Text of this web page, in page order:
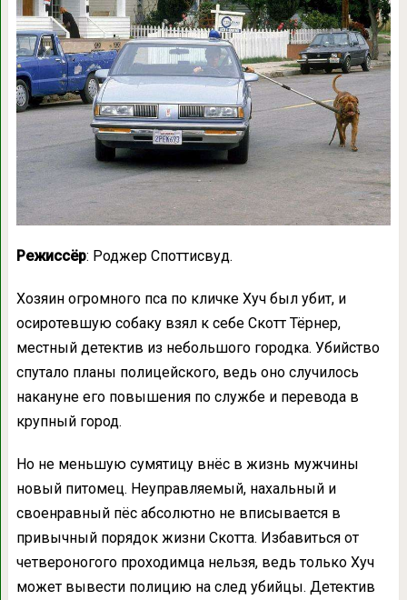
Режиссёр: Роджер Споттисвуд.
Хозяин огромного пса по кличке Хуч был убит, и
осиротевшую собаку взял к себе Скотт Тёрнер,
местный детектив из небольшого городка. Убийство
спутало планы полицейского, ведь оно случилось
накануне его повышения по службе и перевода в
крупный город.
Но не меньшую сумятицу внёс в жизнь мужчины
новый питомец. Неуправляемый, нахальный и
своенравный пёс абсолютно не вписывается в
привычный порядок жизни Скотта. Избавиться от
четвероногого проходимца нельзя, ведь только Хуч
может вывести полицию на след убийцы. Детектив